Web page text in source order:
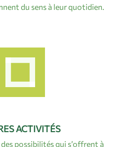
du sens à leur quotidien.
ACTIVITÉS
possibilités qui s’offrent à